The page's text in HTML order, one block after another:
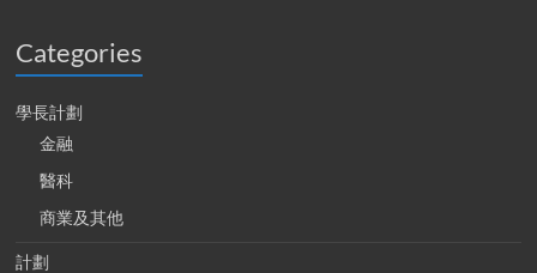
Categories
學長計劃
金融
醫科
商業及其他
計劃